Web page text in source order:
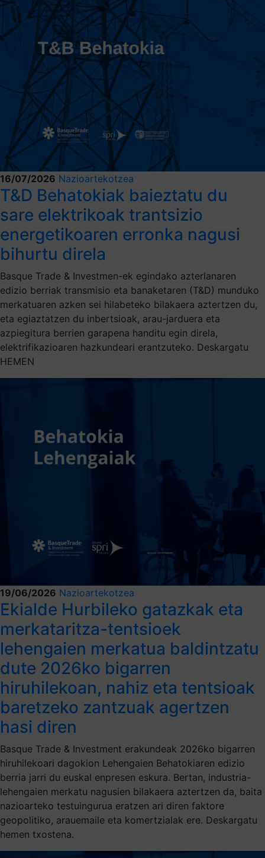
16/07/2026 Nazioartekotzea
T&D Behatokiak baieztatu du
sare elektrikoak trantsizio
energetikoaren erronka nagusi
bihurtu direla
Basque Trade & Investmen-ek egindako azterlanaren
edizio berriak transmisio eta banaketaren (T&D) munduko
merkatuaren azken sei hilabeteko bilakaera aztertzen du,
eta egiaztatzen du inbertsioak, arau-jarduera eta
azpiegitura berrien garapena handitu egin direla,
elektrifikazioaren hazkundeari erantzuteko. Deskargatu
HEMEN
19/06/2026 Nazioartekotzea
Ekialde Hurbileko gatazkak eta
merkataritza-tentsioek
lehengaien merkatua baldintzatu
dute 2026ko bigarren
hiruhilekoan, nahiz eta tentsioak
baretzeko zantzuak agertzen
hasi diren
Basque Trade & Investment erakundeak 2026ko bigarren
hiruhilekoari dagokion Lehengaien Behatokiaren edizio
berria jarri du euskal enpresen eskura. Bertan, industria-
lehengaien merkatu nagusien bilakaera aztertzen da, baita
nazioarteko testuingurua eratzen ari diren faktore
geopolitiko, arauemaile eta komertzialak ere. Deskargatu
hemen txostena.